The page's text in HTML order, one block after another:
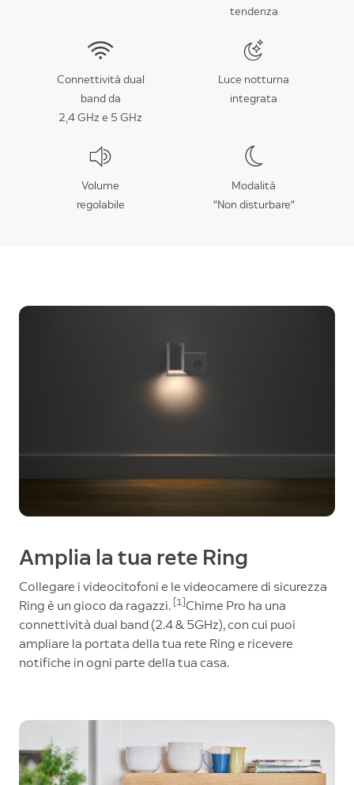
tendenza
Connettività dual
band da
2,4 GHz e 5 GHz
Luce notturna
integrata
Volume
regolabile
Modalità
"Non disturbare"
Amplia la tua rete Ring
Collegare i videocitofoni e le videocamere di sicurezza
Ring è un gioco da ragazzi. [1] Chime Pro ha una
connettività dual band (2.4 & 5GHz), con cui puoi
ampliare la portata della tua rete Ring e ricevere
notifiche in ogni parte della tua casa.